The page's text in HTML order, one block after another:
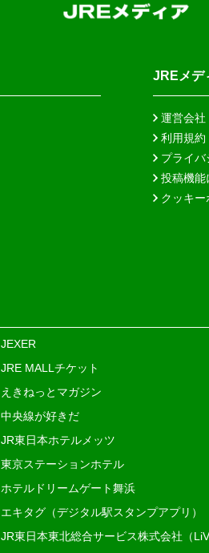
JREメデ
運営会社
利用規約
プライバ
投稿機能
クッキー
JEXER
JRE MALLチケット
えきねっとマガジン
中央線が好きだ
JR東日本ホテルメッツ
東京ステーションホテル
ホテルドリームゲート舞浜
エキタグ（デジタル駅スタンプアプリ）
JR東日本東北総合サービス株式会社（